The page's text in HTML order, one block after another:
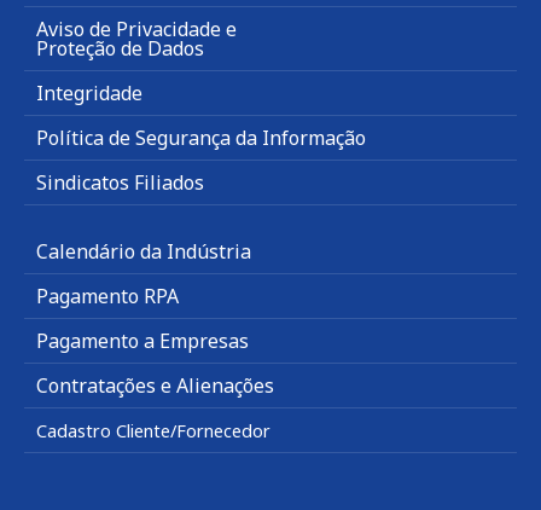
Aviso de Privacidade e
Proteção de Dados
Integridade
Política de Segurança da Informação
Sindicatos Filiados
Calendário da Indústria
Pagamento RPA
Pagamento a Empresas
Contratações e Alienações
Cadastro Cliente/Fornecedor